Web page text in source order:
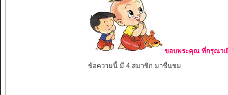
ขอบพระคุณ ที่กรุณาเ
ข้อความนี้ มี 4 สมาชิก มาชื่นชม